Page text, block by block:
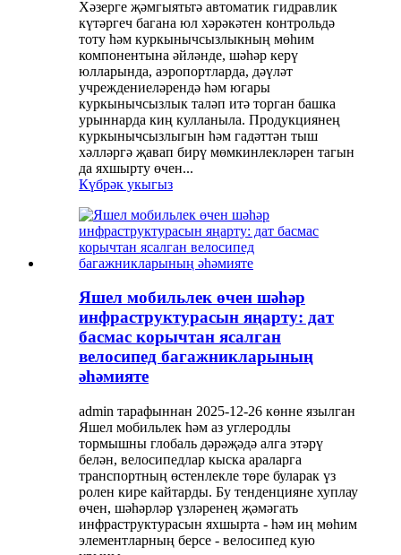
Хәзерге җәмгыятьтә автоматик гидравлик
күтәргеч багана юл хәрәкәтен контрольдә
тоту һәм куркынычсызлыкның мөһим
компонентына әйләнде, шәһәр керү
юлларында, аэропортларда, дәүләт
учреждениеләрендә һәм югары
куркынычсызлык таләп итә торган башка
урыннарда киң кулланыла. Продукциянең
куркынычсызлыгын һәм гадәттән тыш
хәлләргә җавап бирү мөмкинлекләрен тагын
да яхшырту өчен...
Күбрәк укыгыз
Яшел мобильлек өчен шәһәр
инфраструктурасын яңарту: дат
басмас корычтан ясалган
велосипед багажникларының
әһәмияте
admin тарафыннан 2025-12-26 көнне язылган
Яшел мобильлек һәм аз углеродлы
тормышны глобаль дәрәҗәдә алга этәрү
белән, велосипедлар кыска араларга
транспортның өстенлекле төре буларак үз
ролен кире кайтарды. Бу тенденцияне хуплау
өчен, шәһәрләр үзләренең җәмәгать
инфраструктурасын яхшырта - һәм иң мөһим
элементларның берсе - велосипед кую